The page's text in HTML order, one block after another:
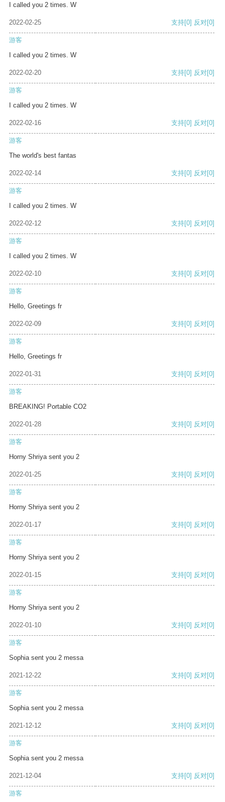
I called you 2 times. W
2022-02-25 支持[0] 反对[0]
游客
I called you 2 times. W
2022-02-20 支持[0] 反对[0]
游客
I called you 2 times. W
2022-02-16 支持[0] 反对[0]
游客
The world's best fantas
2022-02-14 支持[0] 反对[0]
游客
I called you 2 times. W
2022-02-12 支持[0] 反对[0]
游客
I called you 2 times. W
2022-02-10 支持[0] 反对[0]
游客
Hello, Greetings fr
2022-02-09 支持[0] 反对[0]
游客
Hello, Greetings fr
2022-01-31 支持[0] 反对[0]
游客
BREAKING! Portable CO2
2022-01-28 支持[0] 反对[0]
游客
Horny Shriya sent you 2
2022-01-25 支持[0] 反对[0]
游客
Horny Shriya sent you 2
2022-01-17 支持[0] 反对[0]
游客
Horny Shriya sent you 2
2022-01-15 支持[0] 反对[0]
游客
Horny Shriya sent you 2
2022-01-10 支持[0] 反对[0]
游客
Sophia sent you 2 messa
2021-12-22 支持[0] 反对[0]
游客
Sophia sent you 2 messa
2021-12-12 支持[0] 反对[0]
游客
Sophia sent you 2 messa
2021-12-04 支持[0] 反对[0]
游客